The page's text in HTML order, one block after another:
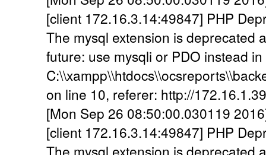
[client 172.16.3.14:49847] PHP
The mysql extension is deprecated
future: use mysqli or PDO instead in
on line 10, referer: http://
[Mon Sep 26 08:50:00.030119
[client 172.16.3.14:49847] PHP
The mysql extension is deprecated